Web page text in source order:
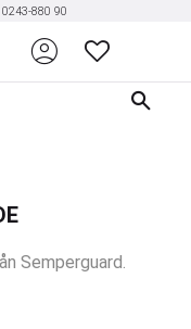
0243-880 90
account_circle FAVORITER
Semperguard.